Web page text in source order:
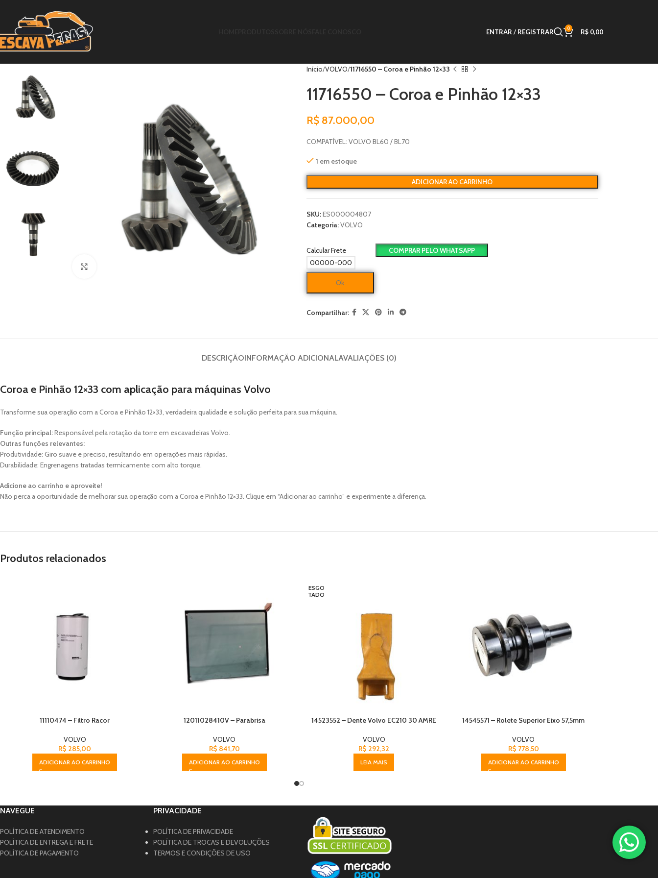
ENTRAR / REGISTRAR 0 R$ 0,00
Início VOLVO 11716550 – Coroa e Pinhão 12×33
11716550 – Coroa e Pinhão 12×33
R$87.000,00
COMPATÍVEL: VOLVO BL60 / BL70
1 em estoque
ADICIONAR AO CARRINHO
SKU:ES000004807
Categoria:VOLVO
Calcular Frete
Ok
COMPRAR PELO WHATSAPP
Compartilhar:
DESCRIÇÃOINFORMAÇÃO ADICIONALAVALIAÇÕES (0)
Coroa e Pinhão 12×33 com aplicação para máquinas Volvo
Transforme sua operação com a Coroa e Pinhão 12×33, verdadeira qualidade e solução perfeita para sua máquina.
Função principal:Responsável pela rotação da torre em escavadeiras Volvo.
Outras funções relevantes:
Produtividade: Giro suave e preciso, resultando em operações mais rápidas.
Durabilidade: Engrenagens tratadas termicamente com alto torque.
Adicione ao carrinho e aproveite!
Não perca a oportunidade de melhorar sua operação com a Coroa e Pinhão 12×33. Clique em “Adicionar ao carrinho” e experimente a diferença.
Produtos relacionados
11110474 – Filtro Racor
VOLVO
R$ 285,00
ADICIONAR AO CARRINHO
12011028410V – Parabrisa
VOLVO
R$ 841,70
ADICIONAR AO CARRINHO
ESGO
TADO
14523552 – Dente Volvo EC210 30 AMRE
VOLVO
R$ 292,32
LEIA MAIS
14545571 – Rolete Superior Eixo 57,5mm
VOLVO
R$ 778,50
ADICIONAR AO CARRINHO
NAVEGUE
POLÍTICA DE ATENDIMENTO
POLÍTICA DE ENTREGA E FRETE
POLÍTICA DE PAGAMENTO
PRIVACIDADE
POLÍTICA DE PRIVACIDADE
POLÍTICA DE TROCAS E DEVOLUÇÕES
TERMOS E CONDIÇÕES DE USO